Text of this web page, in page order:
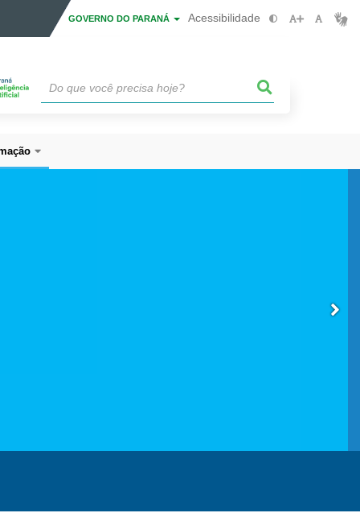
GOVERNO DO PARANÁ Acessibilidade